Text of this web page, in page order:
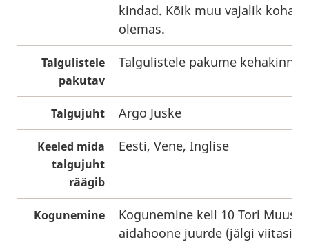
kindad. Kõik muu vajalik
olemas.
Talgulistele
pakutav
Talgulistele pakume
Talgujuht Argo Juske
Keeled mida
talgujuht
räägib
Eesti, Vene, Inglise
Kogunemine
Kogunemine kell 10 Tori
aidahoone juurde (jälgi viitasid).